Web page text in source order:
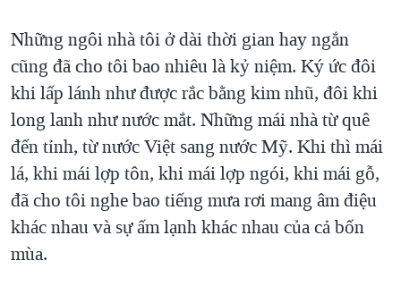
Những ngôi nhà tôi ở dài thời gian hay ngắn
cũng đã cho tôi bao nhiêu là kỷ niệm. Ký ức đôi
khi lấp lánh như được rắc bằng kim nhũ, đôi khi
long lanh như nước mắt. Những mái nhà từ quê
đến tỉnh, từ nước Việt sang nước Mỹ. Khi thì mái
lá, khi mái lợp tôn, khi mái lợp ngói, khi mái gỗ,
đã cho tôi nghe bao tiếng mưa rơi mang âm điệu
khác nhau và sự ấm lạnh khác nhau của cả bốn
mùa.